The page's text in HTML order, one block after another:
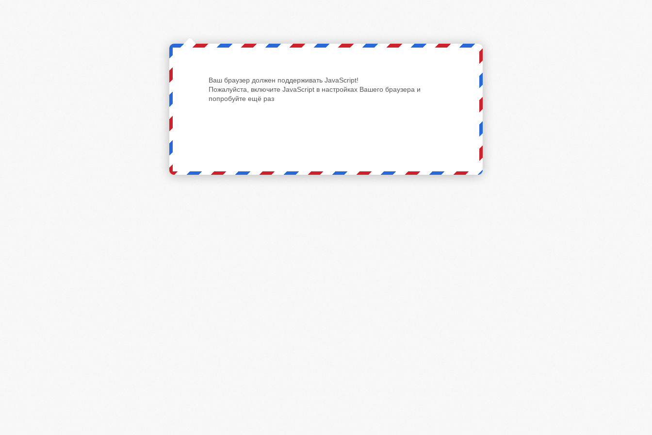
Ваш браузер должен поддерживать JavaScript!
Пожалуйста, включите JavaScript в настройках Вашего браузера и
попробуйте ещё раз